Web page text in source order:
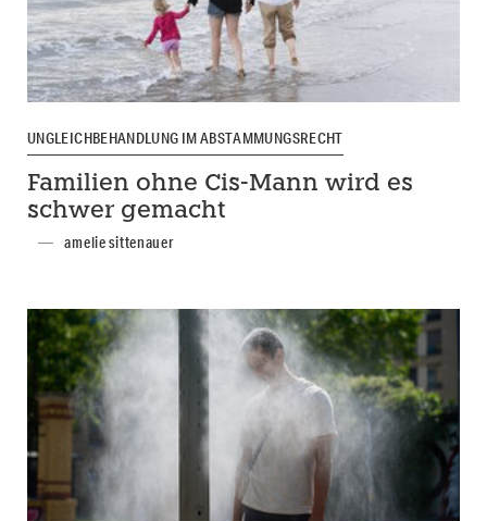
UNGLEICHBEHANDLUNG IM ABSTAMMUNGSRECHT
Familien ohne Cis-Mann wird es
schwer gemacht
amelie sittenauer